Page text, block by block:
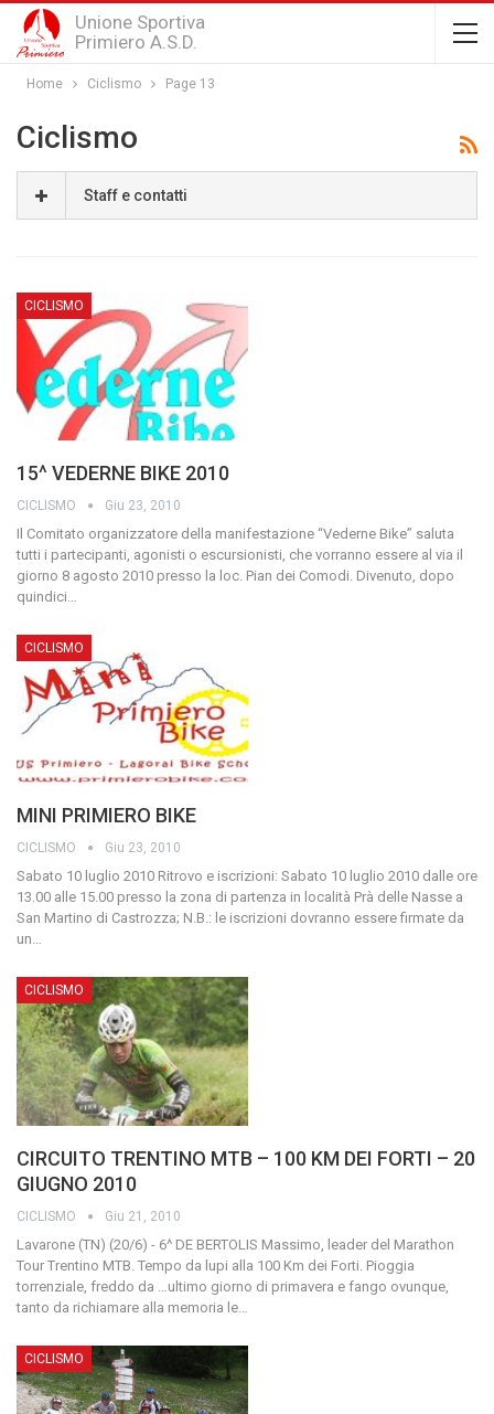
Unione Sportiva
Primiero A.S.D.
Home Ciclismo Page 13
Ciclismo
Staff e contatti
CICLISMO
15^ VEDERNE BIKE 2010
CICLISMO Giu 23, 2010
Il Comitato organizzatore della manifestazione “Vederne Bike” saluta
tutti i partecipanti, agonisti o escursionisti, che vorranno essere al via il
giorno 8 agosto 2010 presso la loc. Pian dei Comodi. Divenuto, dopo
quindici…
CICLISMO
MINI PRIMIERO BIKE
CICLISMO Giu 23, 2010
Sabato 10 luglio 2010 Ritrovo e iscrizioni: Sabato 10 luglio 2010 dalle ore
13.00 alle 15.00 presso la zona di partenza in località Prà delle Nasse a
San Martino di Castrozza; N.B.: le iscrizioni dovranno essere firmate da
un…
CICLISMO
CIRCUITO TRENTINO MTB – 100 KM DEI FORTI – 20
GIUGNO 2010
CICLISMO Giu 21, 2010
Lavarone (TN) (20/6) - 6^ DE BERTOLIS Massimo, leader del Marathon
Tour Trentino MTB. Tempo da lupi alla 100 Km dei Forti. Pioggia
torrenziale, freddo da …ultimo giorno di primavera e fango ovunque,
tanto da richiamare alla memoria le
CICLISMO